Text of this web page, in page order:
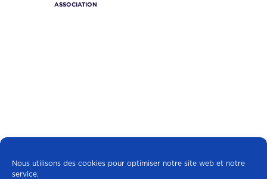
Nous utilisons des cookies pour optimiser notre site web et notre
service.
ASSOCIATION